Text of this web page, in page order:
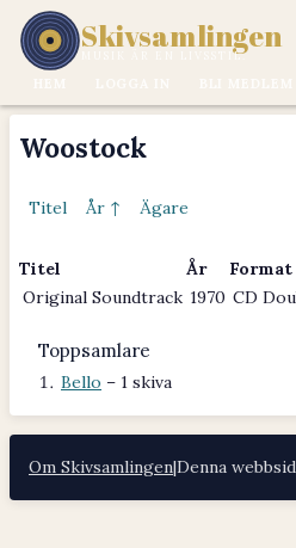
Skivsamlingen
MUSIK ÄR EN LIVSSTIL.
Woostock
Titel År ↑ Ägare
Titel År Format
Original Soundtrack 1970 CD
Toppsamlare
Bello – 1 skiva
Om Skivsamlingen|Denna